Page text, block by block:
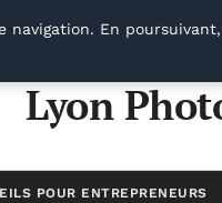
Lyon
POUR ENTREPRENEURS
navigation. En